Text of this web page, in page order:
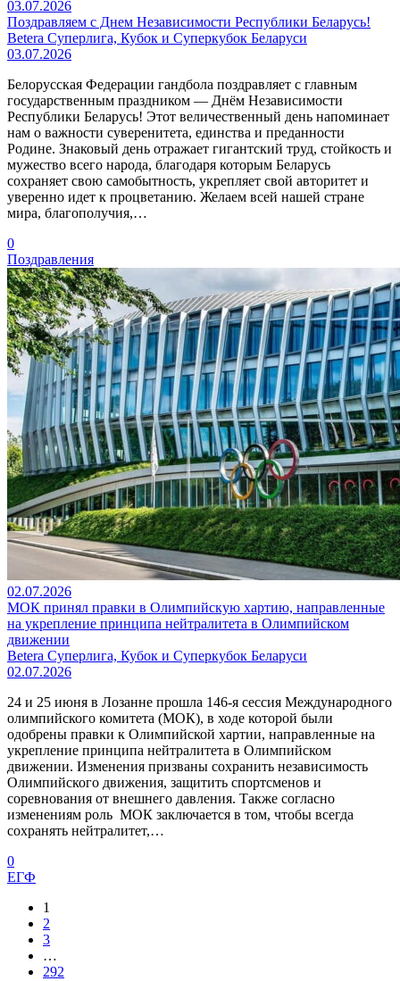
03.07.2026
Поздравляем с Днем Независимости Республики Беларусь!
Betera Суперлига, Кубок и Суперкубок Беларуси
03.07.2026
Белорусская Федерации гандбола поздравляет с главным
государственным праздником — Днём Независимости
Республики Беларусь! Этот величественный день напоминает
нам о важности суверенитета, единства и преданности
Родине. Знаковый день отражает гигантский труд, стойкость и
мужество всего народа, благодаря которым Беларусь
сохраняет свою самобытность, укрепляет свой авторитет и
уверенно идет к процветанию. Желаем всей нашей стране
мира, благополучия,…
0
Поздравления
02.07.2026
МОК принял правки в Олимпийскую хартию, направленные
на укрепление принципа нейтралитета в Олимпийском
движении
Betera Суперлига, Кубок и Суперкубок Беларуси
02.07.2026
24 и 25 июня в Лозанне прошла 146-я сессия Международного
олимпийского комитета (МОК), в ходе которой были
одобрены правки к Олимпийской хартии, направленные на
укрепление принципа нейтралитета в Олимпийском
движении. Изменения призваны сохранить независимость
Олимпийского движения, защитить спортсменов и
соревнования от внешнего давления. Также согласно
изменениям роль МОК заключается в том, чтобы всегда
сохранять нейтралитет,…
0
ЕГФ
1
2
3
…
292